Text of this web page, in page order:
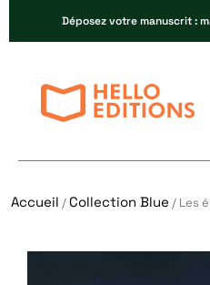
Déposez votre manuscrit :
Accueil /Collection Blue / Les